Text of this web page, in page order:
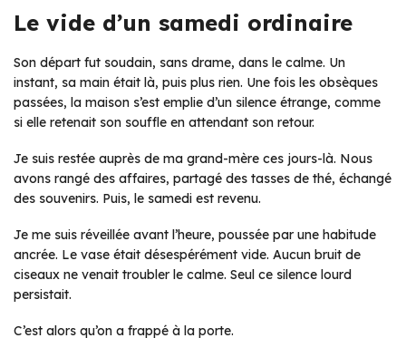
Le vide d’un samedi ordinaire
Son départ fut soudain, sans drame, dans le calme. Un
instant, sa main était là, puis plus rien. Une fois les obsèques
passées, la maison s’est emplie d’un silence étrange, comme
si elle retenait son souffle en attendant son retour.
Je suis restée auprès de ma grand-mère ces jours-là. Nous
avons rangé des affaires, partagé des tasses de thé, échangé
des souvenirs. Puis, le samedi est revenu.
Je me suis réveillée avant l’heure, poussée par une habitude
ancrée. Le vase était désespérément vide. Aucun bruit de
ciseaux ne venait troubler le calme. Seul ce silence lourd
persistait.
C’est alors qu’on a frappé à la porte.